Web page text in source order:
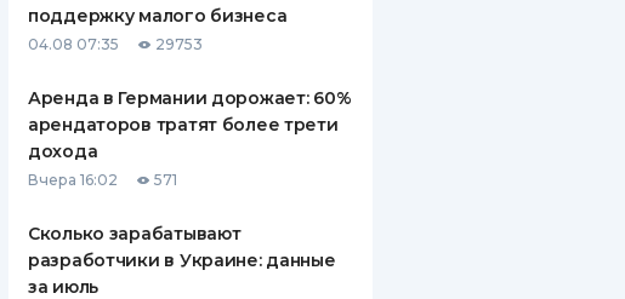
ПУТЕВОДИТЕЛИ ПО
ВСЕ СТРАХОВЫЕ ПОЛИСЫ
СТРАХОВЫЕ КОМПАНИИ
КОМПАНИЯХ
поддержку малого бизнеса
04.08 07:35 29753
Аренда в Германии дорожает: 60%
арендаторов тратят более трети
дохода
Вчера 16:02 571
Сколько зарабатывают
разработчики в Украине: данные
за июль